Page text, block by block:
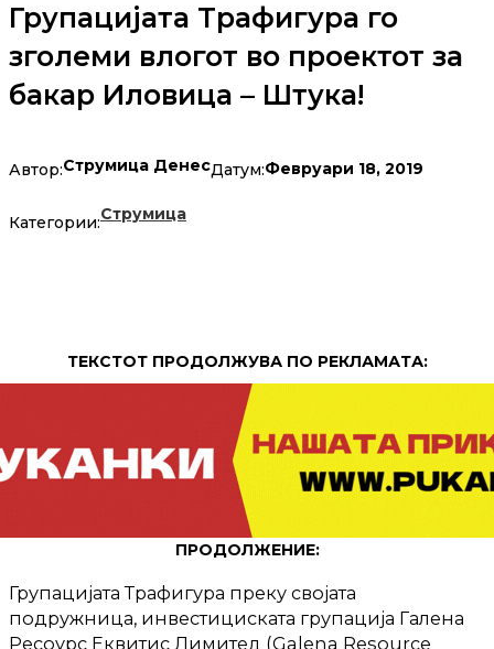
Групацијата Трафигура го
зголеми влогот во проектот за
бакар Иловица – Штука!
Автор:Струмица ДенесДатум:Февруари 18, 2019
Категории:Струмица
ТЕКСТОТ ПРОДОЛЖУВА ПО РЕКЛАМАТА:
ПРОДОЛЖЕНИЕ:
Групацијата Трафигура преку својата
подружница, инвестициската групација Галена
Ресоурс Еквитис Лимитед (Galena Resource